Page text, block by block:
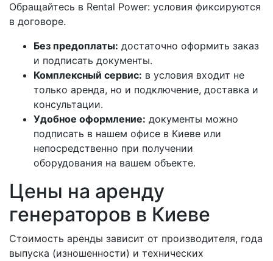
Обращайтесь в Rental Power: условия фиксируются
в договоре.
Без предоплаты: достаточно оформить заказ
и подписать документы.
Комплексный сервис: в условия входит не
только аренда, но и подключение, доставка и
консультации.
Удобное оформление: документы можно
подписать в нашем офисе в Киеве или
непосредственно при получении
оборудования на вашем объекте.
Цены на аренду
генераторов в Киеве
Стоимость аренды зависит от производителя, года
выпуска (изношенности) и технических